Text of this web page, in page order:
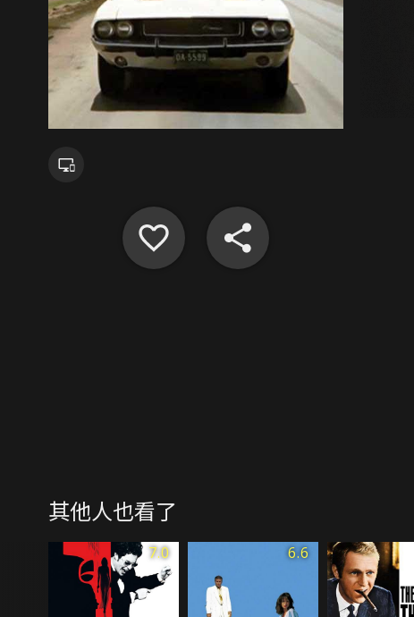
其他人也看了
7.0 6.6